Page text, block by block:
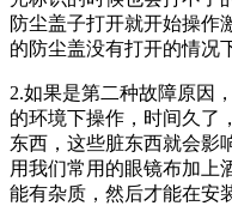
防尘盖子打开就开始操作
的防尘盖没有打开的情况
2.如果是第二种故障原因
的环境下操作，时间久了
东西，这些脏东西就会影
用我们常用的眼镜布加上
能有杂质，然后才能在安